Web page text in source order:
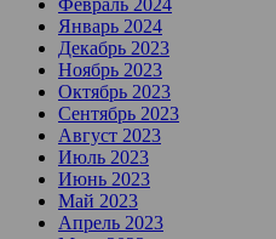
Февраль 2024
Январь 2024
Декабрь 2023
Ноябрь 2023
Октябрь 2023
Сентябрь 2023
Август 2023
Июль 2023
Июнь 2023
Май 2023
Апрель 2023